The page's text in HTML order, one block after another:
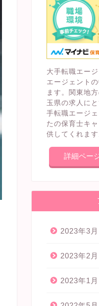
大手転職エー
エージェント
ます。関東地
玉県の求人に
手転職エージ
たの保育士キ
供してくれます
詳細ペー
2023年3月
2023年2月
2023年1月